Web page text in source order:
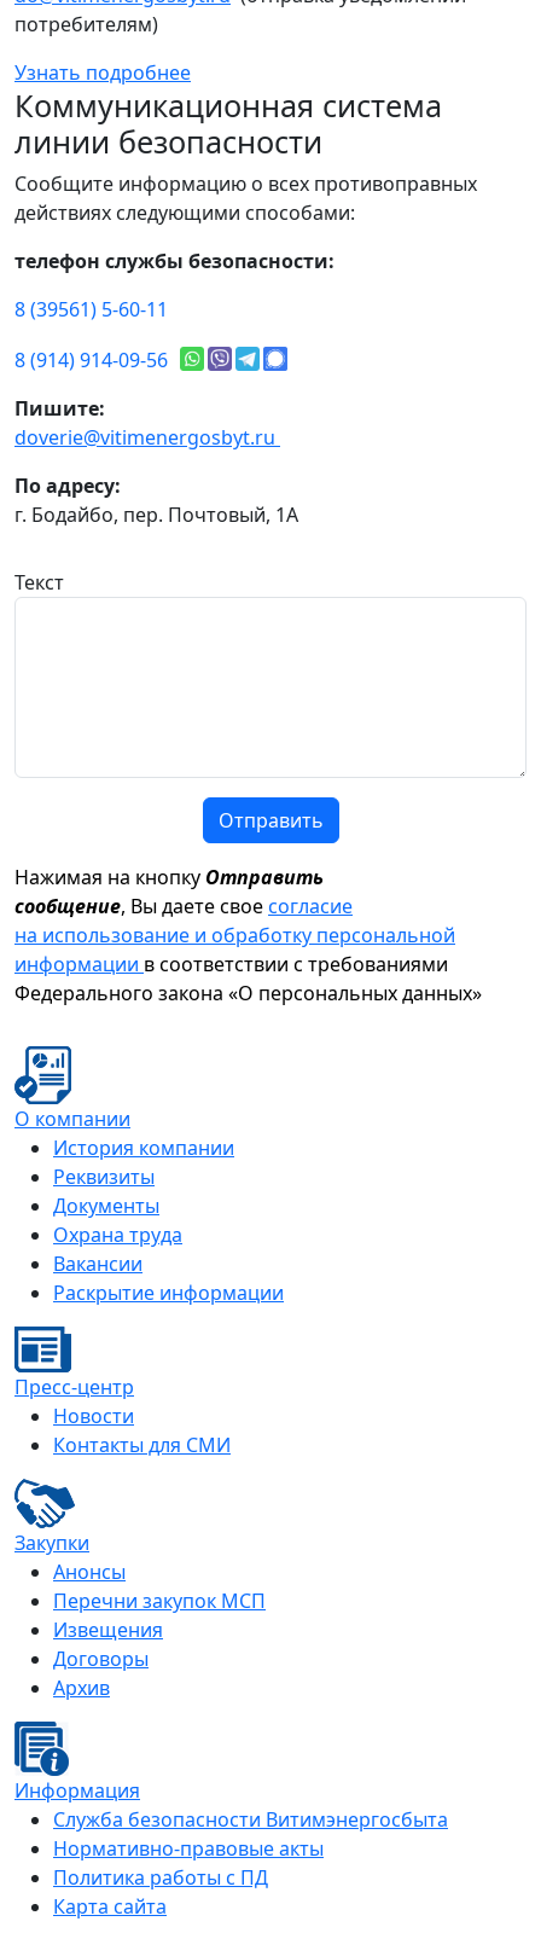
потребителям)
Узнать подробнее
Коммуникационная система
линии безопасности
Сообщите информацию о всех противоправных
действиях следующими способами:
телефон службы безопасности:
8 (39561) 5-60-11
8 (914) 914-09-56
Пишите:
doverie@vitimenergosbyt.ru
По адресу:
г. Бодайбо, пер. Почтовый, 1А
Текст
Отправить
Нажимая на кнопку Отправить
сообщение, Вы даете своесогласие
на использование и обработку персональной
информации в соответствии с требованиями
Федерального закона «О персональных данных»
О компании
История компании
Реквизиты
Документы
Охрана труда
Вакансии
Раскрытие информации
Пресс-центр
Новости
Контакты для СМИ
Закупки
Анонсы
Перечни закупок МСП
Извещения
Договоры
Архив
Информация
Служба безопасности Витимэнергосбыта
Нормативно-правовые акты
Политика работы с ПД
Карта сайта